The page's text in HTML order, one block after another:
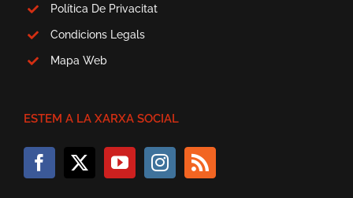
Política De Privacitat
Condicions Legals
Mapa Web
ESTEM A LA XARXA SOCIAL